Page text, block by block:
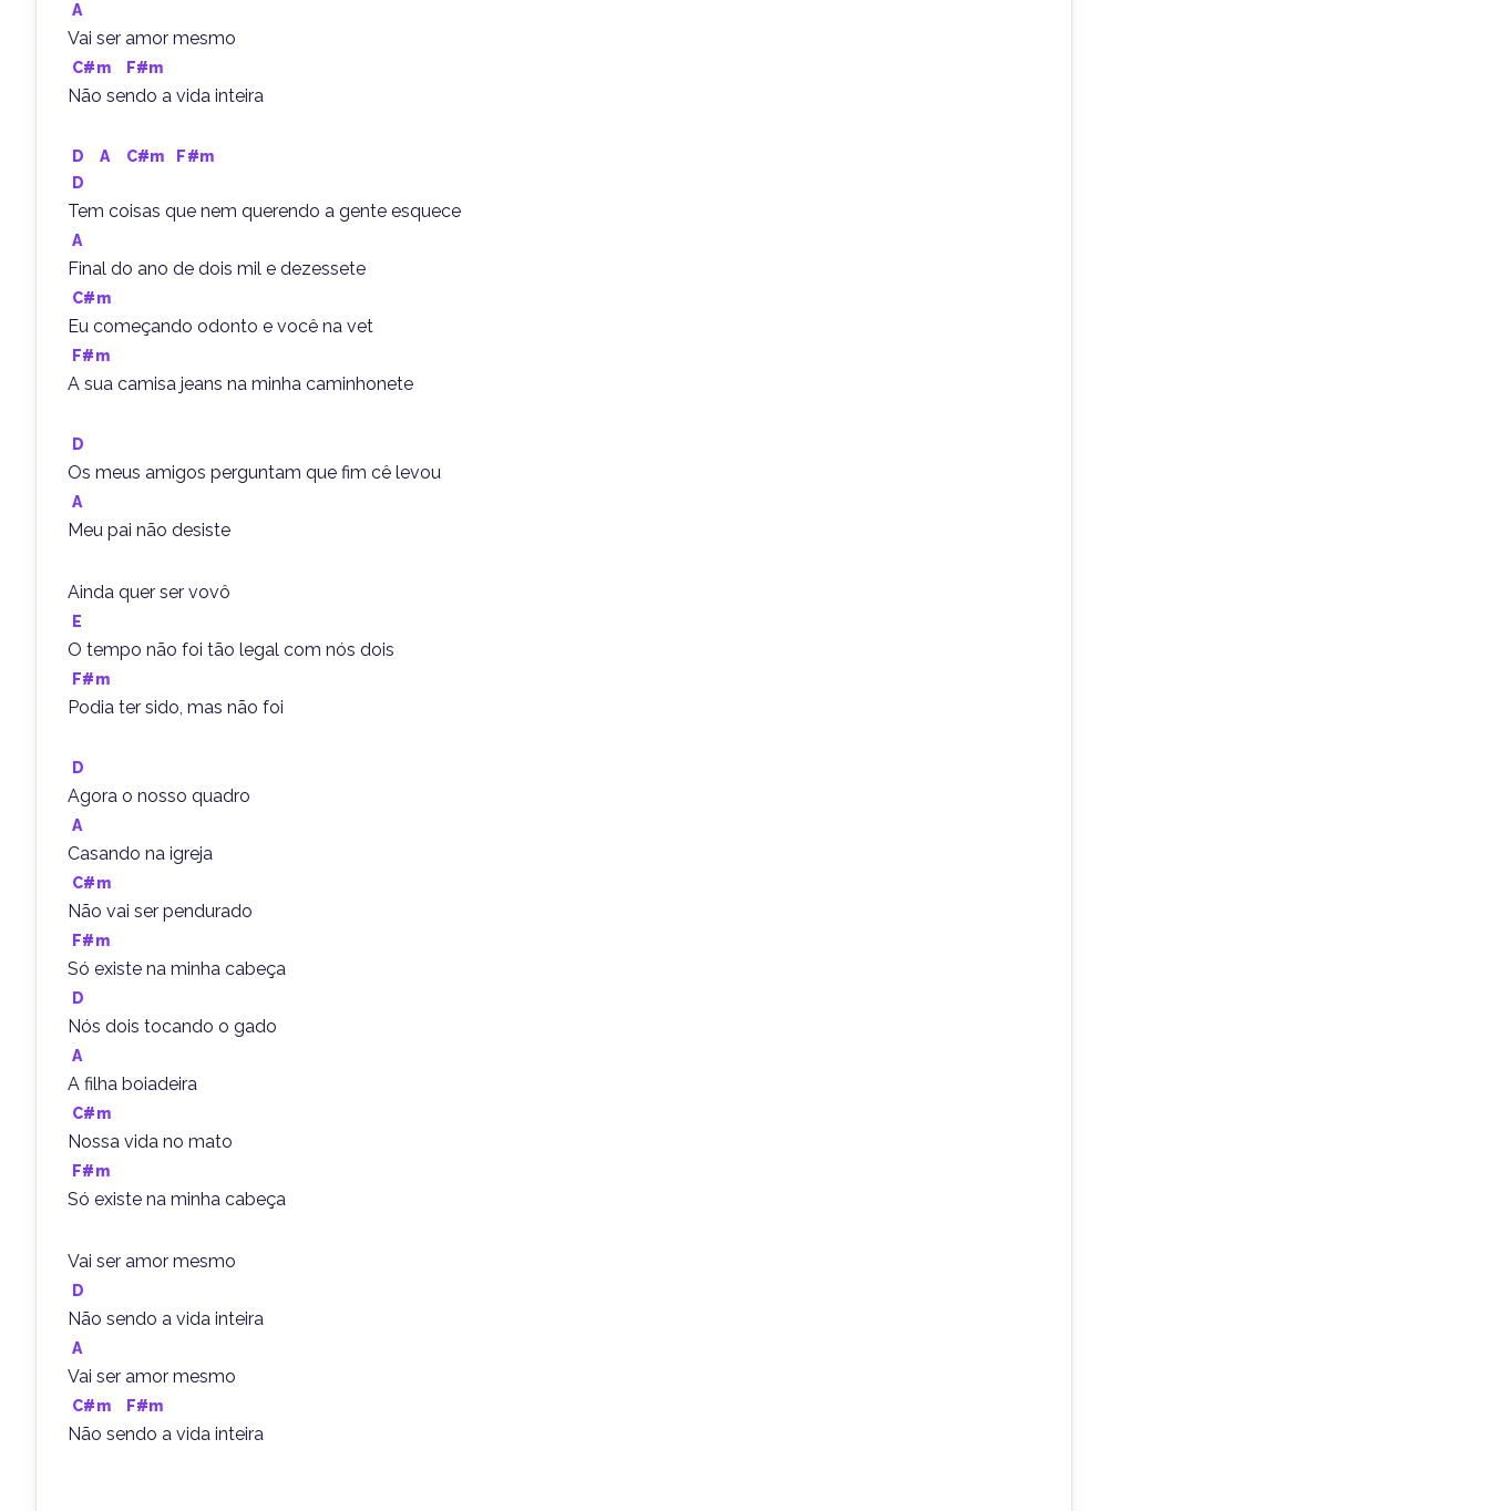
A
Vai ser amor mesmo
C#m F#m
Não sendo a vida inteira
D A C#m
F#m
D
Tem coisas que nem querendo a gente esquece
A
Final do ano de dois mil e dezessete
C#m
Eu começando odonto e você na vet
F#m
A sua camisa jeans na minha caminhonete
D
Os meus amigos perguntam que fim cê levou
A
Meu pai não desiste
Ainda quer ser vovô
E
O tempo não foi tão legal com nós dois
F#m
Podia ter sido, mas não foi
D
Agora o nosso quadro
A
Casando na igreja
C#m
Não vai ser pendurado
F#m
Só existe na minha cabeça
D
Nós dois tocando o gado
A
A filha boiadeira
C#m
Nossa vida no mato
F#m
Só existe na minha cabeça
Vai ser amor mesmo
D
Não sendo a vida inteira
A
Vai ser amor mesmo
C#m F#m
Não sendo a vida inteira